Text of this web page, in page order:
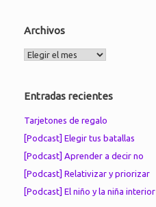
Archivos
Archivos
Entradas recientes
Tarjetones de regalo
[Podcast] Elegir tus batallas
[Podcast] Aprender a decir no
[Podcast] Relativizar y priorizar
[Podcast] El niño y la niña interior